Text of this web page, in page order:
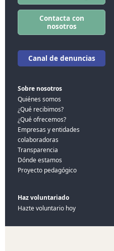
Contacta con
nosotros
Canal de denuncias
Sobre nosotros
Quiénes somos
¿Qué recibimos?
¿Qué ofrecemos?
Empresas y entidades
colaboradoras
Transparencia
Dónde estamos
Proyecto pedagógico
Haz voluntariado
Hazte voluntario hoy